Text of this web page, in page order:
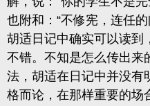
也附和：“不修宪，连任
胡适日记中确实可以读到
不错。不知是怎么传出来
法，胡适在日记中并没有
格而论，在那样重要的场